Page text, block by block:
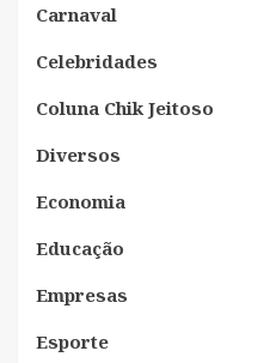
Carnaval
Celebridades
Coluna Chik Jeitoso
Diversos
Economia
Educação
Empresas
Esporte